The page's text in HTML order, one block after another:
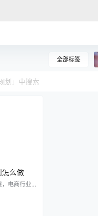
全部标签
怎么做
，电商行业
如何进行
要的。下